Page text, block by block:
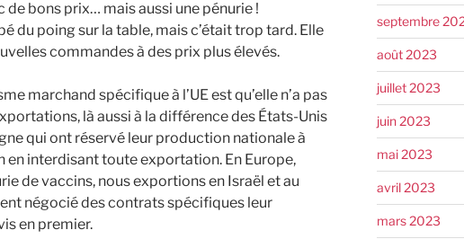
de bons prix… mais aussi une pénurie !
du poing sur la table, mais c’était trop tard. Elle
commandes à des prix plus élevés.
marchand spécifique à l’UE est qu’elle n’a pas
là aussi à la différence des États-Unis
qui ont réservé leur production nationale à
en interdisant toute exportation. En Europe,
de vaccins, nous exportions en Israël et au
négocié des contrats spécifiques leur
en premier.
septembre
août 2023
juillet 2023
juin 2023
mai 2023
avril 2023
mars 2023